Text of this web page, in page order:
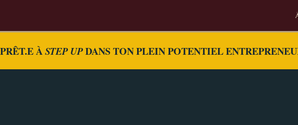
PRÊT.E ÀSTEP UPDANS TON PLEIN POTENTIEL